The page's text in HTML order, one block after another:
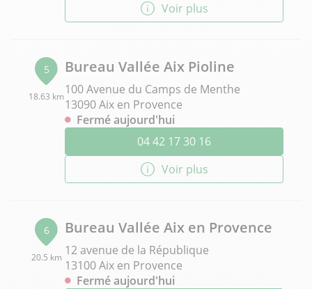
Voir plus
5
18.63 km
Bureau Vallée Aix Pioline
100 Avenue du Camps de Menthe
13090 Aix en Provence
Fermé aujourd'hui
04 42 17 30 16
Voir plus
6
20.5 km
Bureau Vallée Aix en Provence
12 avenue de la République
13100 Aix en Provence
Fermé aujourd'hui